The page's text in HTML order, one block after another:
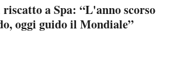
a Spa: “L'anno scorso
oggi guido il Mondiale”